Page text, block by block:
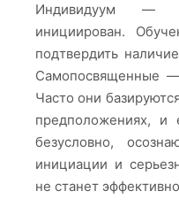
Индивидуум —
инициирован.
подтвердить
Самопосвященные
Часто они
предположениях, и
безусловно,
инициации и
не станет